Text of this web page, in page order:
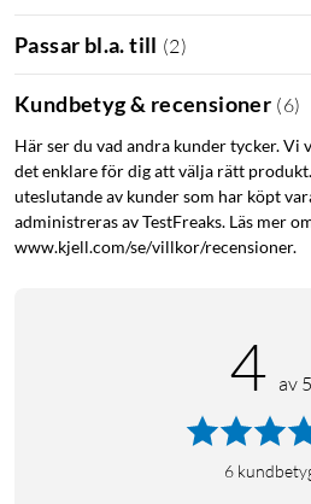
Passar bl.a. till (2)
Kundbetyg & recensioner (6)
Här ser du vad andra kunder tycker. Vi
det enklare för dig att välja rätt
uteslutande av kunder som har köpt
administreras av TestFreaks. Läs mer
www.kjell.com/se/villkor/recensioner.
4 av 5
6